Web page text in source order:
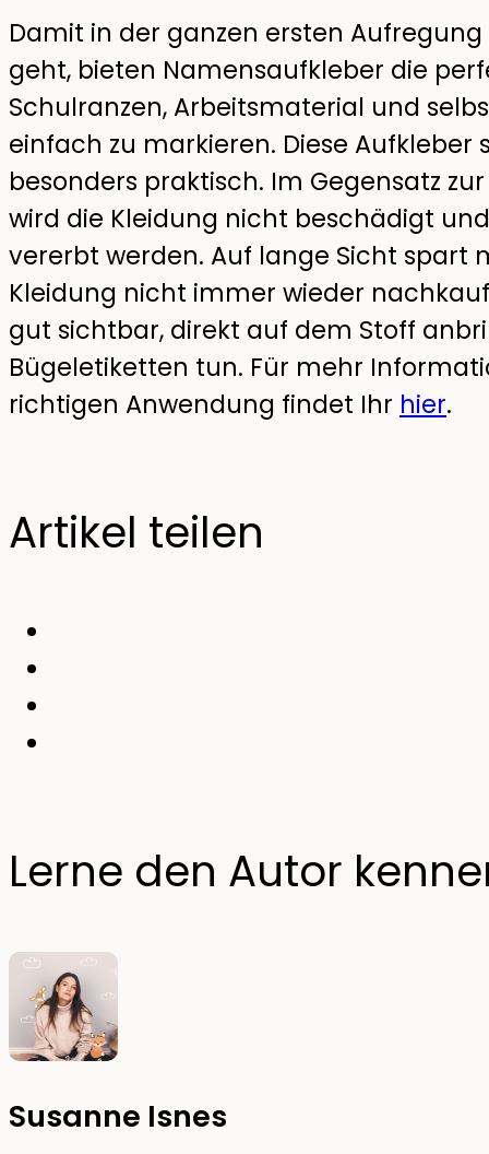
Damit in der ganzen ersten
geht, bieten Namensaufkleber die
Schulranzen, Arbeitsmaterial und
einfach zu markieren. Diese
besonders praktisch. Im Gegensatz
wird die Kleidung nicht beschädigt
vererbt werden. Auf lange Sicht spart
Kleidung nicht immer wieder
gut sichtbar, direkt auf dem Stoff
Bügeletiketten tun. Für mehr
richtigen Anwendung findet Ihr hier.
Artikel teilen
Lerne den Autor
Susanne Isnes